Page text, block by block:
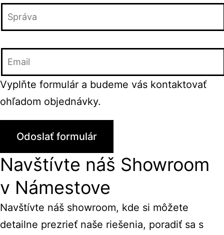
Vyplňte formulár a budeme vás kontaktovať
ohľadom objednávky.
Navštívte náš Showroom
v Námestove
Navštívte náš showroom, kde si môžete
detailne prezrieť naše riešenia, poradiť sa s